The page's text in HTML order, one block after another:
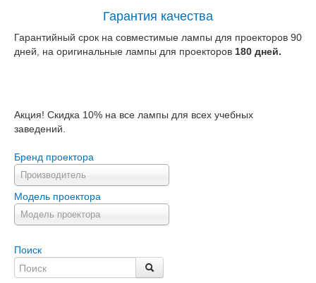
Гарантия качества
Гарантийный срок на совместимые лампы для проекторов 90
дней, на оригинальные лампы для проекторов 180 дней.
Акция! Скидка 10% на все лампы для всех учебных
заведений.
Бренд проектора
Производитель
Модель проектора
Модель проектора
Поиск